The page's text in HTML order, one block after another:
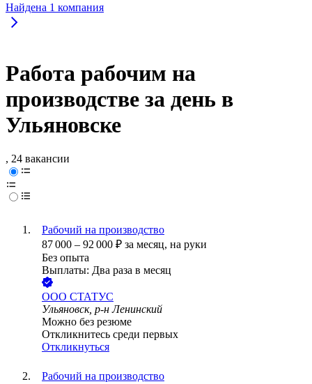
Найдена 1 компания
Работа рабочим на
производстве за день в
Ульяновске
, 24 вакансии
Рабочий на производство
87 000 – 92 000 ₽ за месяц, на руки
Без опыта
Выплаты: Два раза в месяц
ООО СТАТУС
Ульяновск, р-н Ленинский
Можно без резюме
Откликнитесь среди первых
Откликнуться
Рабочий на производство